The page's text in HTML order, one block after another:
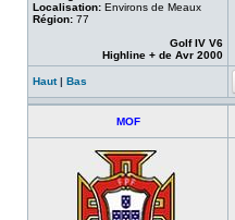
Localisation: Environs de Meaux
Région: 77
Golf IV V6
Highline + de Avr 2000
Haut| Bas
MOF